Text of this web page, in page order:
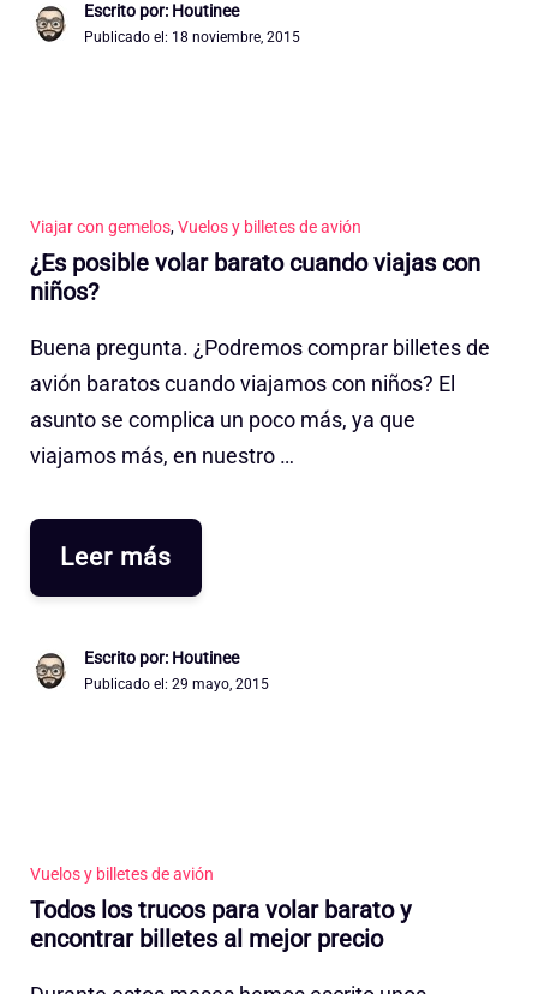
Escrito por: Houtinee
Publicado el: 18 noviembre, 2015
Viajar con gemelos,Vuelos y billetes de avión
¿Es posible volar barato cuando viajas con
niños?
Buena pregunta. ¿Podremos comprar billetes de
avión baratos cuando viajamos con niños? El
asunto se complica un poco más, ya que
viajamos más, en nuestro …
Leer más
Escrito por: Houtinee
Publicado el: 29 mayo, 2015
Vuelos y billetes de avión
Todos los trucos para volar barato y
encontrar billetes al mejor precio